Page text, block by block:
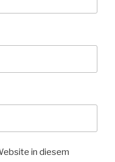
in diesem